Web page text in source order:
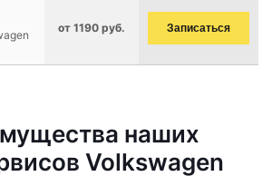
от 1190 руб. Записаться
наших
Volkswagen